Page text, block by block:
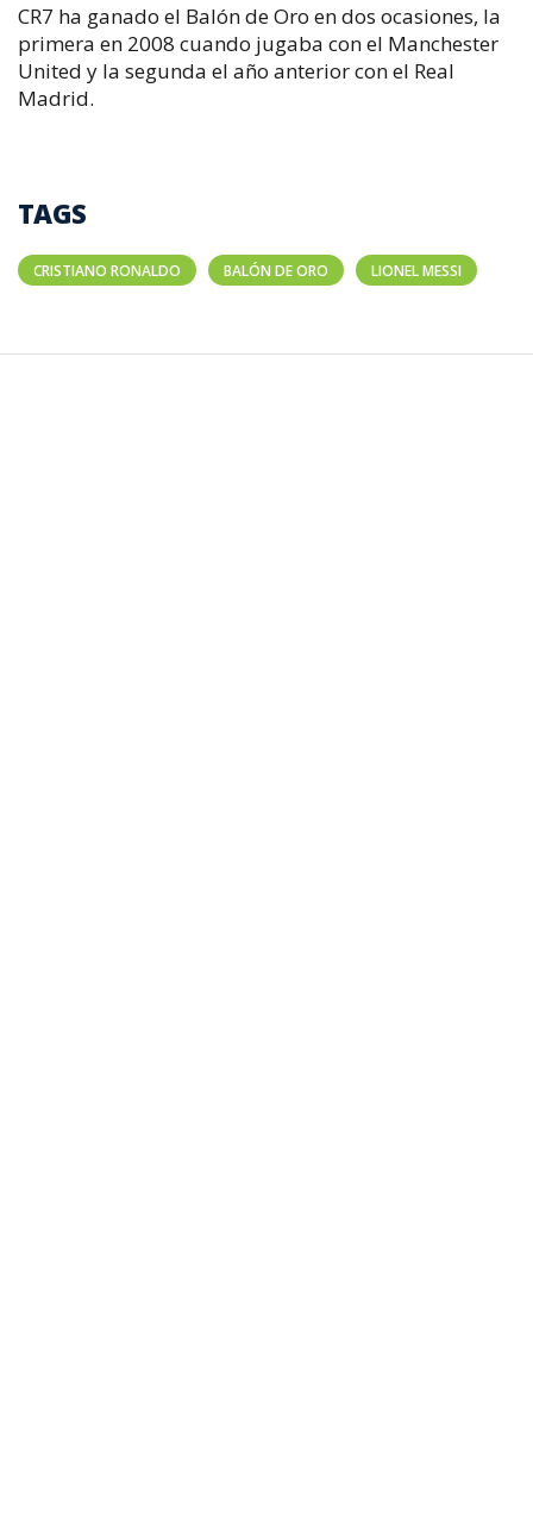
CR7 ha ganado el Balón de Oro en dos ocasiones, la
primera en 2008 cuando jugaba con el Manchester
United y la segunda el año anterior con el Real
Madrid.
TAGS
CRISTIANO RONALDO BALÓN DE ORO LIONEL MESSI